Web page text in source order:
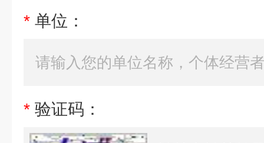
* 单位：
* 验证码：